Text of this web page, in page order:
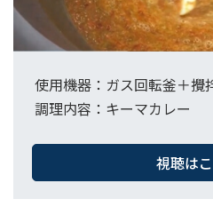
使用機器：ガス回転釜＋攪
調理内容：キーマカレー
視聴は